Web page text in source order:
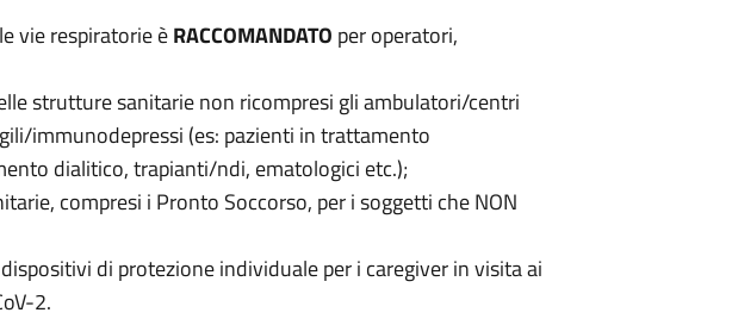
vie respiratorie èRACCOMANDATO per operatori,
strutture sanitarie non ricompresi gli ambulatori/centri
immunodepressi (es: pazienti in trattamento
dialitico, trapianti/ndi, ematologici etc.);
compresi i Pronto Soccorso, per i soggetti che NON
di protezione individuale per i caregiver in visita ai
2.